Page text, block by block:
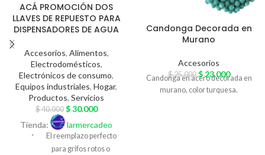
ACÁ PROMOCIÓN DOS
LLAVES DE REPUESTO PARA
DISPENSADORES DE AGUA
Accesorios, Alimentos,
Electrodomésticos,
Electrónicos de consumo,
Equipos industriales, Hogar,
Productos, Servicios
$40.000 $30.000
Tienda: larmercadeo
·
El reemplazo perfecto
para grifos rotos o
Candonga Decorada en
Murano
Accesorios
$25.000 $23.000
Candonga en acero decorada en
murano, color turquesa.